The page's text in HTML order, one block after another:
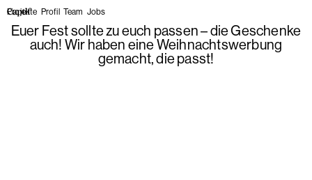
Projekte Profil Team Jobs
Euer Fest sollte zu euch passen – die Geschenke
auch! Wir haben eine Weihnachtswerbung
gemacht, die passt!